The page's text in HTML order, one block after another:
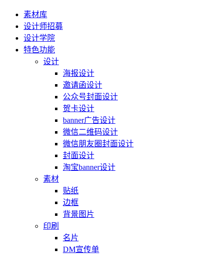
素材库
设计师招募
设计学院
特色功能
设计
海报设计
邀请函设计
公众号封面设计
贺卡设计
banner广告设计
微信二维码设计
微信朋友圈封面设计
封面设计
淘宝banner设计
素材
贴纸
边框
背景图片
印刷
名片
DM宣传单